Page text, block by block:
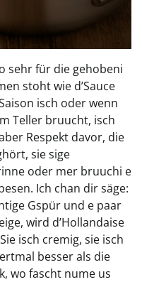
sehr für die gehobeni
stoht wie d’Sauce
isch oder wenn
Teller bruucht, isch
Respekt davor, die
sie sige
oder mer bruuchi e
Ich chan dir säge:
Gspür und e paar
wird d’Hollandaise
isch cremig, sie isch
besser als die
wo fascht nume us